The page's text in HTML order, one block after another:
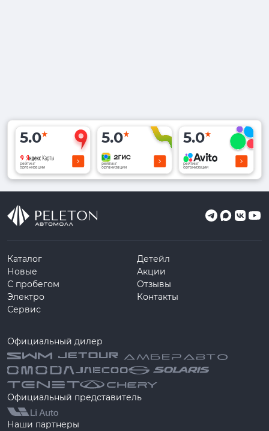
5.0
рейтинг
организации
5.0
рейтинг
организации
5.0
рейтинг
организации
Каталог
Новые
С пробегом
Электро
Сервис
Детейл
Акции
Отзывы
Контакты
Официальный дилер
Официальный представитель
Наши партнеры